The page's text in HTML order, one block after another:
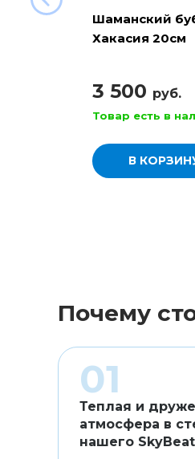
Шаманский
Хакасия 20см
3 500 руб.
Товар есть в
В
Почему
Теплая и
атмосфера в
нашего SkyBeat